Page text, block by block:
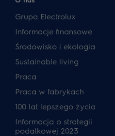
Grupa Electrolux
Informacje finansowe
Środowisko i ekologia
Sustainable living
Praca
Praca w fabrykach
100 lat lepszego życia
Informacja o strategii
podatkowej 2023